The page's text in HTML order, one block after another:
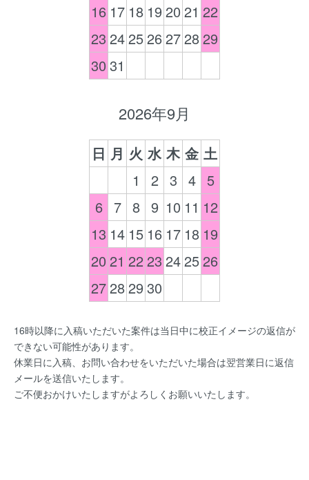
16 17 18 19 20 21 22
23 24 25 26 27 28 29
30 31
2026年9月
日 月 火 水 木 金 土
1
2 3 4 5
6
7 8 9 10 11 12
13 14 15 16 17 18 19
20 21 22 23 24 25 26
27 28 2930
16時以降に入稿いただいた案件は当日中に校正イメージの返信が
できない可能性があります。
休業日に入稿、お問い合わせをいただいた場合は翌営業日に返信
メールを送信いたします。
ご不便おかけいたしますがよろしくお願いいたします。